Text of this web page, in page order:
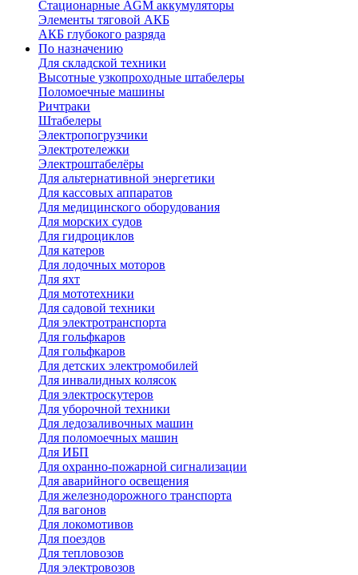
Стационарные AGM аккумуляторы
Элементы тяговой АКБ
АКБ глубокого разряда
По назначению
Для складской техники
Высотные узкопроходные штабелеры
Поломоечные машины
Ричтраки
Штабелеры
Электропогрузчики
Электротележки
Электроштабелёры
Для альтернативной энергетики
Для кассовых аппаратов
Для медицинского оборудования
Для морских судов
Для гидроциклов
Для катеров
Для лодочных моторов
Для яхт
Для мототехники
Для садовой техники
Для электротранспорта
Для гольфкаров
Для гольфкаров
Для детских электромобилей
Для инвалидных колясок
Для электроскутеров
Для уборочной техники
Для ледозаливочных машин
Для поломоечных машин
Для ИБП
Для охранно-пожарной сигнализации
Для аварийного освещения
Для железнодорожного транспорта
Для вагонов
Для локомотивов
Для поездов
Для тепловозов
Для электровозов